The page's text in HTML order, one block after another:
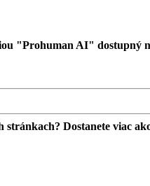
"Prohuman AI" dostupný
Dostanete viac